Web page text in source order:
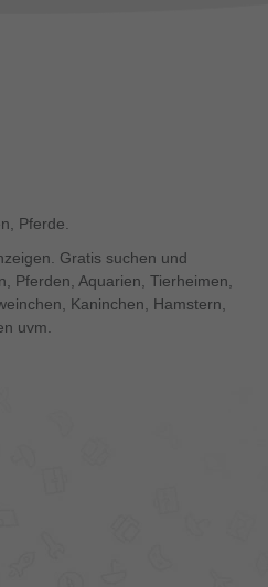
Pferde.
Gratis suchen und
Pferden, Aquarien, Tierheimen,
Kaninchen, Hamstern,
uvm.